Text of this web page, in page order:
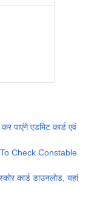
पाएंगे एडमिट कार्ड एवं
Check Constable
कार्ड डाउनलोड, यहां